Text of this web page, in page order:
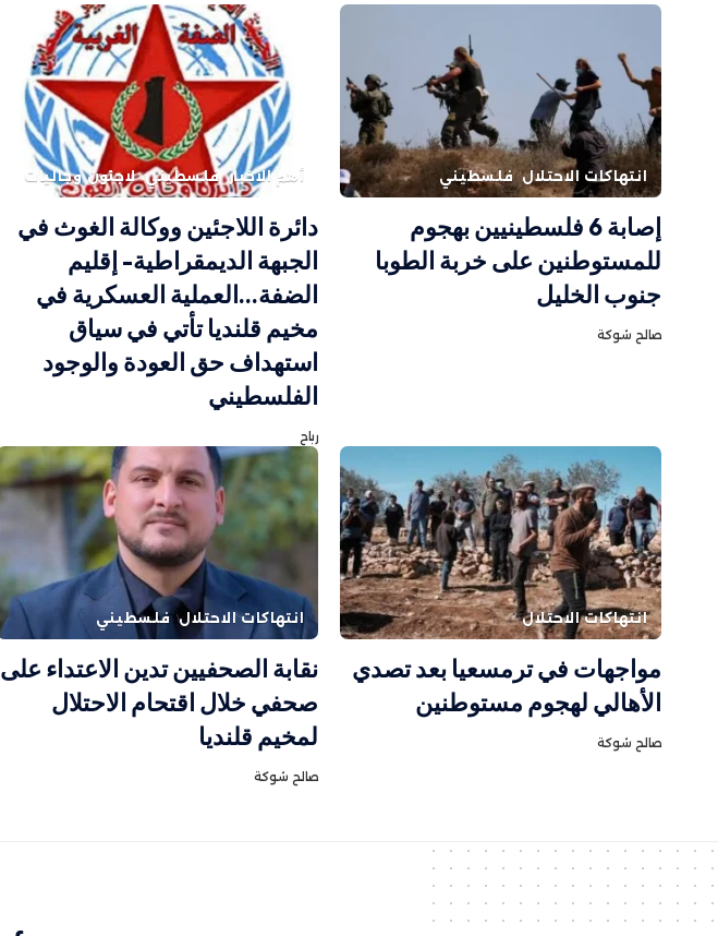
انتهاكات الاحتلال فلسطيني
إصابة 6 فلسطينيين بهجوم
للمستوطنين على خربة الطوبا
جنوب الخليل
صالح شوكة
أهم الاخبار فلسطيني لاجئون وجاليات
دائرة اللاجئين ووكالة الغوث في
الجبهة الديمقراطية- إقليم
الضفة…العملية العسكرية في
مخيم قلنديا تأتي في سياق
استهداف حق العودة والوجود
الفلسطيني
رباح
انتهاكات الاحتلال
مواجهات في ترمسعيا بعد تصدي
الأهالي لهجوم مستوطنين
صالح شوكة
انتهاكات الاحتلال فلسطيني
نقابة الصحفيين تدين الاعتداء على
صحفي خلال اقتحام الاحتلال
لمخيم قلنديا
صالح شوكة